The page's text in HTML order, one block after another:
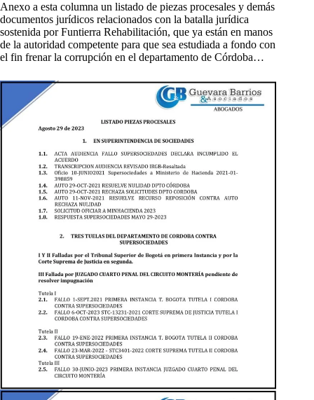
Anexo a esta columna un listado de piezas procesales y demás
documentos jurídicos relacionados con la batalla jurídica
sostenida por Funtierra Rehabilitación, que ya están en manos
de la autoridad competente para que sea estudiada a fondo con
el fin frenar la corrupción en el departamento de Córdoba…